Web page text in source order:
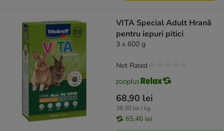
VITA Special Adult Hrană
pentru iepuri pitici
3 x 600 g
68,90 lei
38,30 lei / kg
65,46 lei
Not Rated